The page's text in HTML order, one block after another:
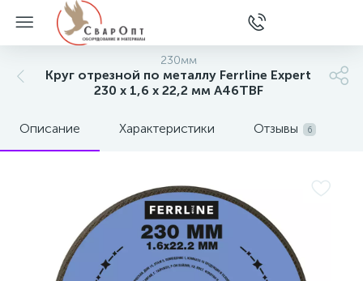
230мм
Круг отрезной по металлу Ferrline Expert
230 х 1,6 х 22,2 мм A46TBF
Описание Характеристики Отзывы 6